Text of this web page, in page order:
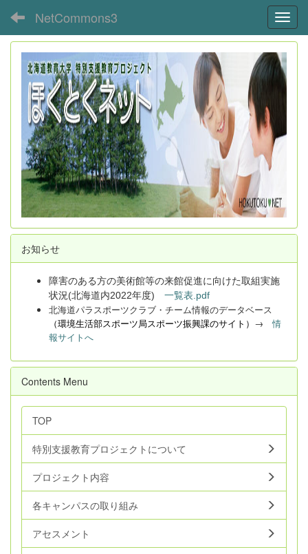
NetCommons3
お知らせ
障害のある方の美術館等の来館促進に向けた取組実施
状況(北海道内2022年度) 一覧表.pdf
北海道パラスポーツクラブ・チーム情報のデータベース
（環境生活部スポーツ局スポーツ振興課のサイト） →情
報サイトへ
Contents Menu
TOP
特別支援教育プロジェクトについて
プロジェクト内容
各キャンパスの取り組み
アセスメント